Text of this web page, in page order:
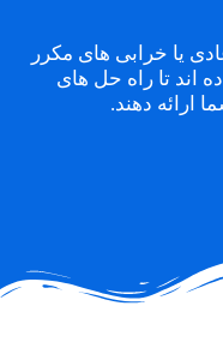
یا خرابی های مکرر
اند تا راه حل های
ارائه دهند.